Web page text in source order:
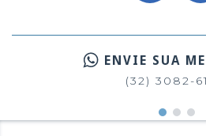
ENVIE SUA
(32) 3082-